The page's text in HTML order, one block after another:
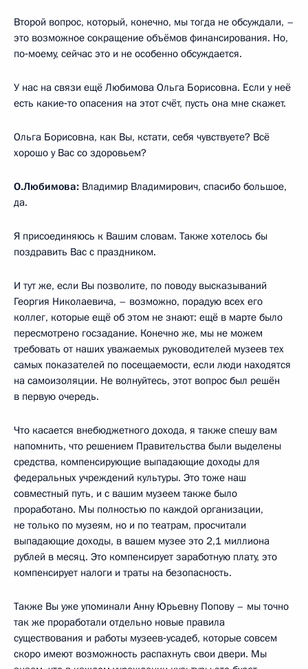
Второй вопрос, который, конечно, мы тогда не обсуждали, –
это возможное сокращение объёмов финансирования. Но,
по‑моему, сейчас это и не особенно обсуждается.
У нас на связи ещё Любимова Ольга Борисовна. Если у неё
есть какие‑то опасения на этот счёт, пусть она мне скажет.
Ольга Борисовна, как Вы, кстати, себя чувствуете? Всё
хорошо у Вас со здоровьем?
О.Любимова: Владимир Владимирович, спасибо большое,
да.
Я присоединяюсь к Вашим словам. Также хотелось бы
поздравить Вас с праздником.
И тут же, если Вы позволите, по поводу высказываний
Георгия Николаевича, – возможно, порадую всех его
коллег, которые ещё об этом не знают: ещё в марте было
пересмотрено госзадание. Конечно же, мы не можем
требовать от наших уважаемых руководителей музеев тех
самых показателей по посещаемости, если люди находятся
на самоизоляции. Не волнуйтесь, этот вопрос был решён
в первую очередь.
Что касается внебюджетного дохода, я также спешу вам
напомнить, что решением Правительства были выделены
средства, компенсирующие выпадающие доходы для
федеральных учреждений культуры. Это тоже наш
совместный путь, и с вашим музеем также было
проработано. Мы полностью по каждой организации,
не только по музеям, но и по театрам, просчитали
выпадающие доходы, в вашем музее это 2,1 миллиона
рублей в месяц. Это компенсирует заработную плату, это
компенсирует налоги и траты на безопасность.
Также Вы уже упоминали Анну Юрьевну Попову – мы точно
так же проработали отдельно новые правила
существования и работы музеев‑усадеб, которые совсем
скоро имеют возможность распахнуть свои двери. Мы